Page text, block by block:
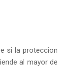
si la proteccion
al mayor de